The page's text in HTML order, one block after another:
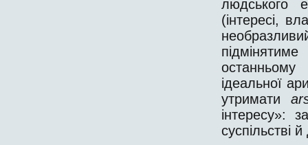
людського
(інтересі,
останньому
ідеальної
утримати
інтересу»:
суспільстві